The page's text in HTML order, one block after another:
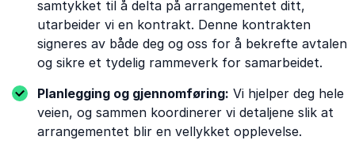
samtykket til å delta på arrangementet ditt,
utarbeider vi en kontrakt. Denne kontrakten
signeres av både deg og oss for å bekrefte avtalen
og sikre et tydelig rammeverk for samarbeidet.
Planlegging og gjennomføring: Vi hjelper deg hele
veien, og sammen koordinerer vi detaljene slik at
arrangementet blir en vellykket opplevelse.